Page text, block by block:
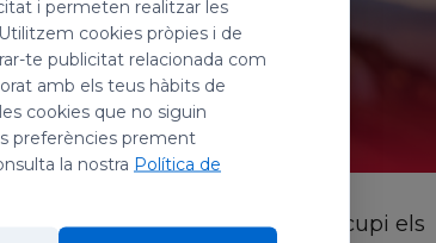
una cita: «Que un altre ocupi els
i permeten realitzar les
cookies pròpies i de
te publicitat relacionada com
amb els teus hàbits de
cookies que no siguin
preferències prement
la nostra Política de